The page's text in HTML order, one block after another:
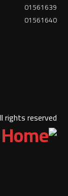
01561639
01561640
rights reserved